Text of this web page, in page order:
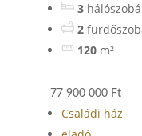
3
2
120 m²
77 900 000 Ft
Családi ház